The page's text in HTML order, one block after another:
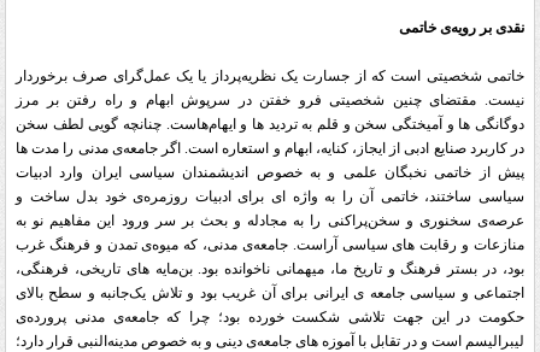
نقدی بر رویه‌ی خاتمی
خاتمی شخصیتی است که از جسارت یک نظریه‌پرداز یا یک عمل‌گرای صرف برخوردار
نیست. مقتضای چنین شخصیتی فرو خفتن در سرپوش ابهام و راه رفتن بر مرز
دوگانگی ها و آمیختگی سخن و قلم به تردید ها و ایهام‌هاست. چنانچه گویی لطف سخن
در کاربرد صنایع ادبی از ایجاز، کنایه، ابهام و استعاره است. اگر جامعه‌ی مدنی را مدت ها
پیش از خاتمی نخبگان علمی و به خصوص اندیشمندان سیاسی ایران وارد ادبیات
سیاسی ساختند، خاتمی آن را به واژه ای برای ادبیات روزمره‌ی خود بدل ساخت و
عرصه‌ی سخنوری و سخن‌پراکنی را به مجادله و بحث بر سر ورود این مفاهیم نو به
منازعات و رقابت های سیاسی آراست. جامعه‌ی مدنی، که میوه‌ی تمدن و فرهنگ غرب
بود، در بستر فرهنگ و تاریخ ما، میهمانی ناخوانده بود. بن‌مایه های تاریخی، فرهنگی،
اجتماعی و سیاسی جامعه ی ایرانی برای آن غریب بود و تلاش یک‌جانبه و سطح بالای
حکومت در این جهت تلاشی شکست خورده بود؛ چرا که جامعه‌ی مدنی پرورده‌ی
لیبرالیسم است و در تقابل با آموزه های جامعه‌ی دینی و به خصوص مدینه‌النبی قرار دارد؛